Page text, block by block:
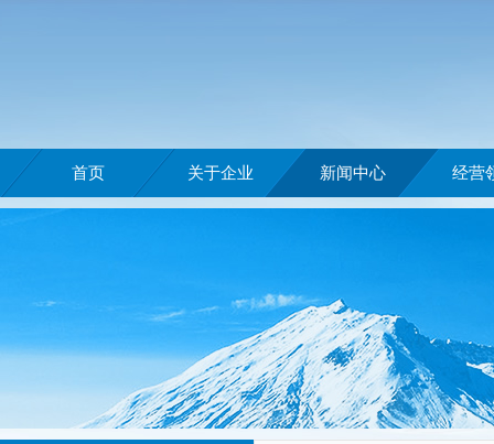
首页 关于企业 新闻中心 经营